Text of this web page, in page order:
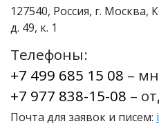
127540, Россия, г. Москва,
д. 49, к. 1
Телефоны:
+7 499 685 15 08 –
+7 977 838-15-08 –
Почта для заявок и писем: